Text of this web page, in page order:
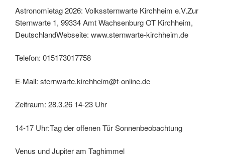
Astronomietag 2026: Volkssternwarte Kirchheim e.V.Zur
Sternwarte 1, 99334 Amt Wachsenburg OT Kirchheim,
DeutschlandWebseite: www.sternwarte-kirchheim.de
Telefon: 015173017758
E-Mail: sternwarte.kirchheim@t-online.de
Zeitraum: 28.3.26 14-23 Uhr
14-17 Uhr:Tag der offenen Tür Sonnenbeobachtung
Venus und Jupiter am Taghimmel